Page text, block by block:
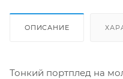
ОПИСАНИЕ
Тонкий портплед на